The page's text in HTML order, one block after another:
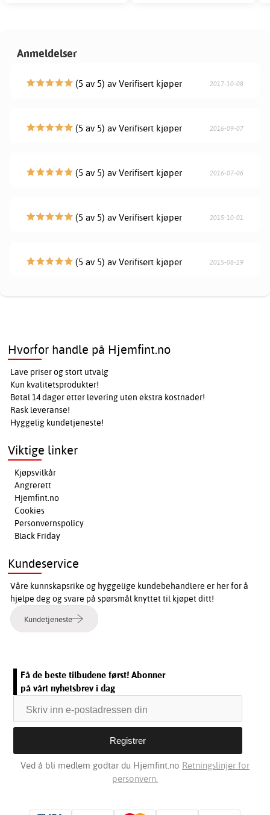
Anmeldelser
(5 av 5) av Verifisert kjøper 2017-10-08
(5 av 5) av Verifisert kjøper 2016-09-07
(5 av 5) av Verifisert kjøper 2016-07-06
(5 av 5) av Verifisert kjøper 2015-10-01
(5 av 5) av Verifisert kjøper 2015-08-19
Hvorfor handle på Hjemfint.no
Lave priser og stort utvalg
Kun kvalitetsprodukter!
Betal 14 dager etter levering uten ekstra kostnader!
Rask leveranse!
Hyggelig kundetjeneste!
Viktige linker
Kjøpsvilkår
Angrerett
Hjemfint.no
Cookies
Personvernspolicy
Black Friday
Kundeservice
Våre kunnskapsrike og hyggelige kundebehandlere er her for å
hjelpe deg og svare på spørsmål knyttet til kjøpet ditt!
Kundetjeneste
Få de beste tilbudene først! Abonner
på vårt nyhetsbrev i dag
Ved å bli medlem godtar du Hjemfint.no Retningslinjer for
personvern.